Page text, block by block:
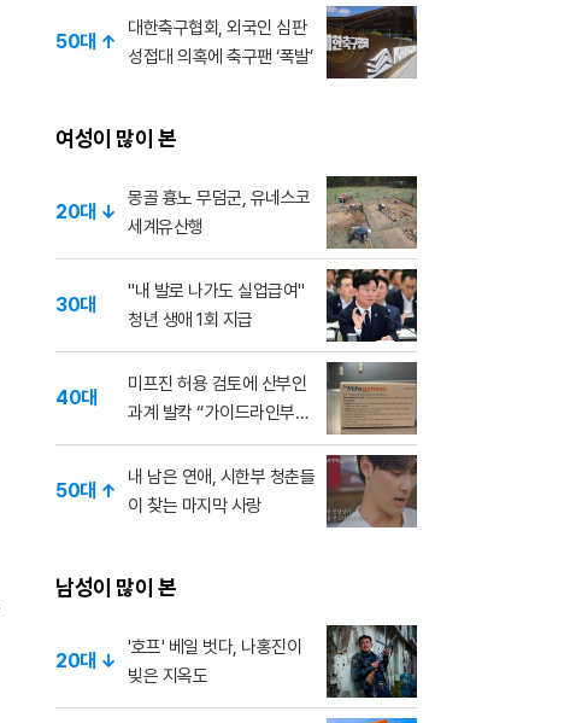
50대 ↑
대한축구협회, 외국인 심판
성접대 의혹에 축구팬 ‘폭발’
여성이 많이 본
20대 ↓
몽골 흉노 무덤군, 유네스코
세계유산행
30대
"내 발로 나가도 실업급여"
청년 생애 1회 지급
40대
미프진 허용 검토에 산부인
과계 발칵 “가이드라인부
터”
50대 ↑
내 남은 연애, 시한부 청춘들
이 찾는 마지막 사랑
남성이 많이 본
20대 ↓
'호프' 베일 벗다, 나홍진이
빚은 지옥도